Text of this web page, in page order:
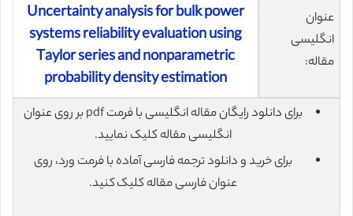
عنوان
انگلیسی
مقاله:
Uncertainty analysis for bulk power
systems reliability evaluation using
Taylor series and nonparametric
probability density estimation
برای دانلود رایگان مقاله انگلیسی با فرمت pdf بر روی عنوان
انگلیسی مقاله کلیک نمایید.
برای خرید و دانلود ترجمه فارسی آماده با فرمت ورد، روی
عنوان فارسی مقاله کلیک کنید.